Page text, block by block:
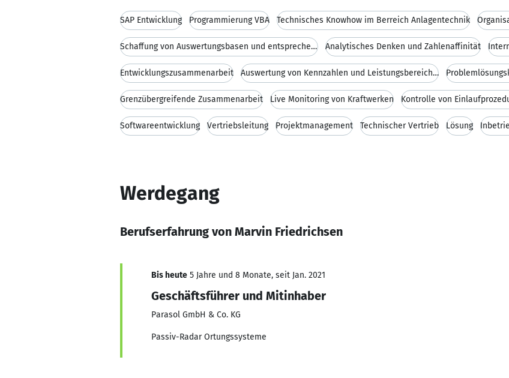
SAP Entwicklung Programmierung VBA Technisches Knowhow im Berreich Anlagentechnik
Schaffung von Auswertungsbasen und entsprechenden Analytisches Denken und Zahlenaffinität
Entwicklungszusammenarbeit Auswertung von Kennzahlen und Leistungsbereichen
Grenzübergreifende Zusammenarbeit Live Monitoring von Kraftwerken
Softwareentwicklung Vertriebsleitung Projektmanagement Technischer Vertrieb Lösung
Werdegang
Berufserfahrung von Marvin Friedrichsen
Bis heute 5 Jahre und 8 Monate, seit Jan. 2021
Geschäftsführer und Mitinhaber
Parasol GmbH & Co. KG
Passiv-Radar Ortungssysteme